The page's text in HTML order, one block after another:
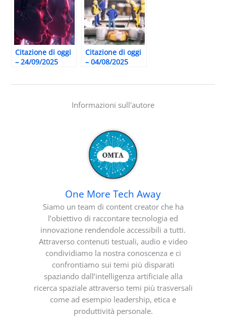
Citazione di oggi
– 24/09/2025
Citazione di oggi
– 04/08/2025
Informazioni sull'autore
One More Tech Away
Siamo un team di content creator che ha
l’obiettivo di raccontare tecnologia ed
innovazione rendendole accessibili a tutti.
Attraverso contenuti testuali, audio e video
condividiamo la nostra conoscenza e ci
confrontiamo sui temi più disparati
spaziando dall’intelligenza artificiale alla
ricerca spaziale attraverso temi più trasversali
come ad esempio leadership, etica e
produttività personale.